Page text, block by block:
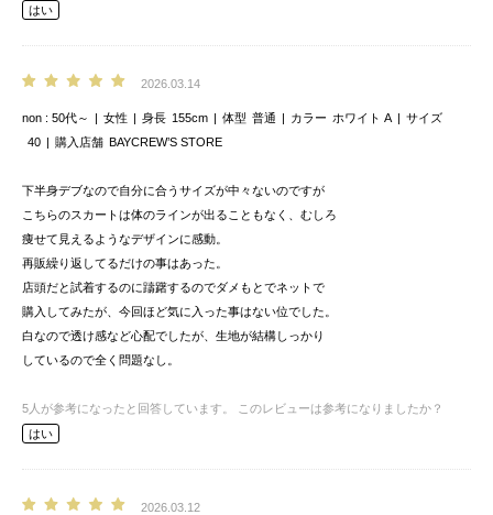
はい
2026.03.14
non 50代～ 女性 身長 155cm 体型 普通 カラー ホワイト A
サイズ
40
購入店舗 BAYCREW’S STORE
下半身デブなので自分に合うサイズが中々ないのですが
こちらのスカートは体のラインが出ることもなく、むしろ
痩せて見えるようなデザインに感動。
再販繰り返してるだけの事はあった。
店頭だと試着するのに躊躇するのでダメもとでネットで
購入してみたが、今回ほど気に入った事はない位でした。
白なので透け感など心配でしたが、生地が結構しっかり
しているので全く問題なし。
5 人が参考になったと回答しています。
このレビューは参考になりましたか？
はい
2026.03.12